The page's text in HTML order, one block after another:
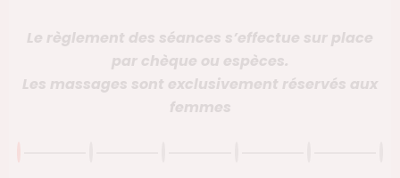
Le règlement des séances s’effectue sur place
par chèque ou espèces.
Les massages sont exclusivement réservés aux
femmes